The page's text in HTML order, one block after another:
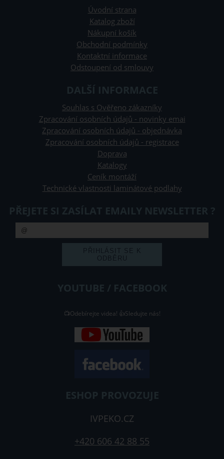
Úvodní strana
Katalog zboží
Nákupní košík
Obchodní podmínky
Kontaktní informace
Odstoupení od smlouvy
DALŠÍ INFORMACE
Souhlas s Ověřeno zákazníky
Zpracování osobních údajů - novinky emai
Zpracování osobních údajů - objednávka
Zpracování osobních údajů - registrace
Doprava
Katalogy
Ceník montáží
Technické vlastnosti laminátové podlahy
PŘEJETE SI ZASÍLAT EMAILY NEWSLETTER ?
YOUTUBE / FACEBOOK
📺Odebírejte videa! 👍Sledujte nás!
ESHOP PROVOZUJE
IVPEKO.CZ
+420 606 42 88 55